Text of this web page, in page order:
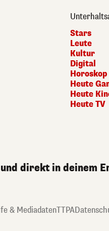
Stars
Leute
Kultur
Digital
Horoskop
Heute
Heute
Heute TV
direkt in deinem
& MediadatenTTPA